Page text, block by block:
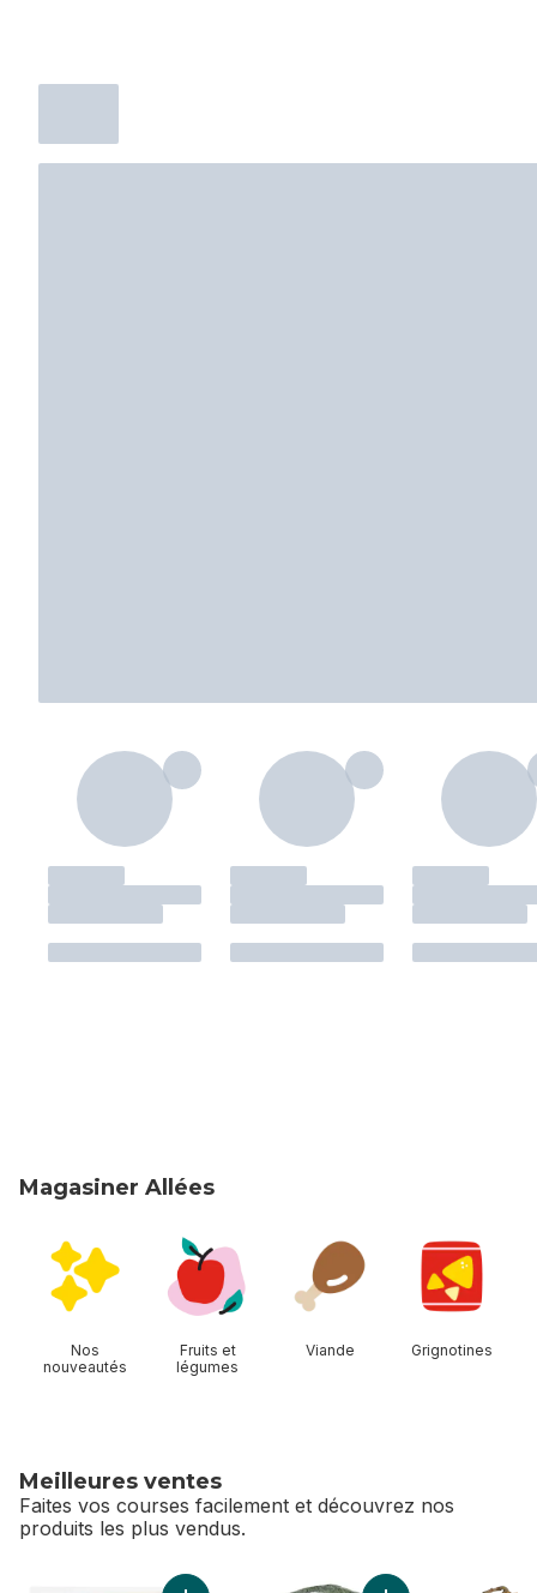
Magasiner Allées
Nos
nouveautés
Fruits et
légumes
Viande Grignotines
Meilleures ventes
Faites vos courses facilement et découvrez nos
produits les plus vendus.
sauter Meilleures ventes